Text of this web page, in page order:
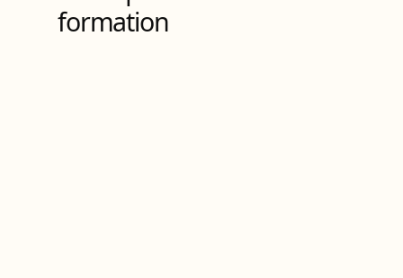
formation